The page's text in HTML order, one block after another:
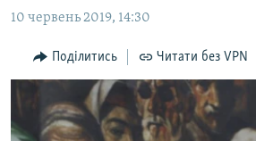
навігації
Перейти
пошуку
БЛОГИ
ПОГЛЯД
ІНТЕРВ'Ю
ВСЕ ЗА ДЕНЬ
10 червень 2019, 14:30
Поділитись Читати без VPN